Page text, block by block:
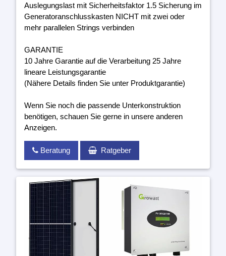
Auslegungslast mit Sicherheitsfaktor 1.5 Sicherung im
Generatoranschlusskasten NICHT mit zwei oder
mehr parallelen Strings verbinden
GARANTIE
10 Jahre Garantie auf die Verarbeitung 25 Jahre
lineare Leistungsgarantie
(Nähere Details finden Sie unter Produktgarantie)
Wenn Sie noch die passende Unterkonstruktion
benötigen, schauen Sie gerne in unsere anderen
Anzeigen.
Beratung Ratgeber